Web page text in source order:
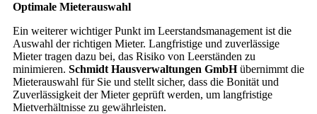
Optimale Mieterauswahl
Ein weiterer wichtiger Punkt im Leerstandsmanagement ist die
Auswahl der richtigen Mieter. Langfristige und zuverlässige
Mieter tragen dazu bei, das Risiko von Leerständen zu
minimieren. Schmidt Hausverwaltungen GmbHübernimmt die
Mieterauswahl für Sie und stellt sicher, dass die Bonität und
Zuverlässigkeit der Mieter geprüft werden, um langfristige
Mietverhältnisse zu gewährleisten.